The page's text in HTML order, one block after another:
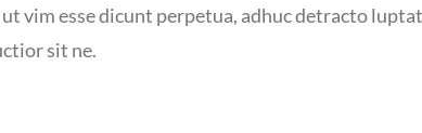
vim esse dicunt perpetua, adhuc detracto
sit ne.